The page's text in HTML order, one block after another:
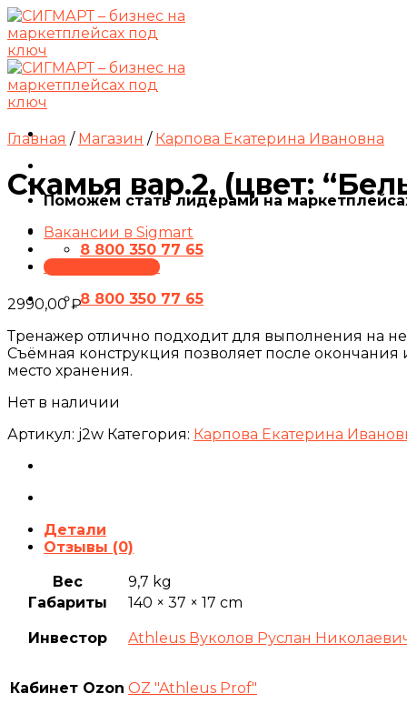
Skip
to
content
Поможем стать лидерами на
Вакансии в Sigmart
8 800 350 77 65
ПРЕЗЕНТАЦИЯ
8 800 350 77 65
Главная / Магазин / Карпова Екатерина Ивановна
Скамья вар.2, (цвет:
2990,00₽
Тренажер отлично подходит для выполнения на
Съёмная конструкция позволяет после
место хранения.
Нет в наличии
Артикул: j2w Категория: Карпова Екатерина
Детали
Отзывы (0)
Вес
9,7 kg
Габариты
140 × 37 × 17 cm
Инвестор Athleus Вуколов Руслан
Кабинет Ozon OZ "Athleus Prof"